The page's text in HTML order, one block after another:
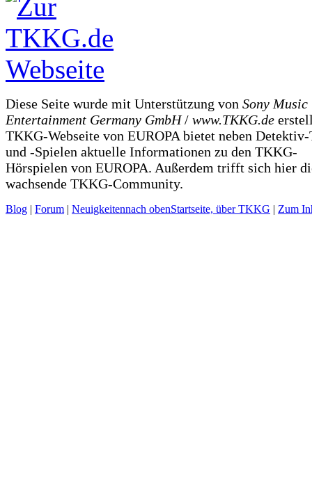
Diese Seite wurde mit Unterstützung von Sony Music
Entertainment Germany GmbH/ www.TKKG.de
TKKG-Webseite von EUROPA bietet neben
und -Spielen aktuelle Informationen zu den TKKG-
Hörspielen von EUROPA. Außerdem trifft sich hier
wachsende TKKG-Community.
Blog | Forum | Neuigkeitennach obenStartseite, über TKKG | Zum